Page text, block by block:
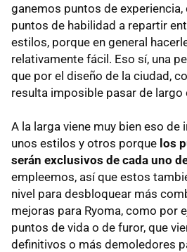
ganemos puntos de
puntos de habilidad a repartir
estilos, porque en general
relativamente fácil. Eso sí, una
que por el diseño de la ciudad,
resulta imposible pasar de largo
A la larga viene muy bien eso de
unos estilos y otros porque los
serán exclusivos de cada uno
empleemos, así que estos
nivel para desbloquear más
mejoras para Ryoma, como por
puntos de vida o de furor, que
definitivos o más demoledores